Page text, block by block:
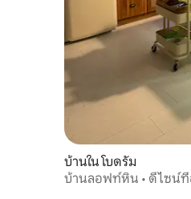
บ้านใน โบดรัม
บ้านลอฟท์หิน • ดีไซน์